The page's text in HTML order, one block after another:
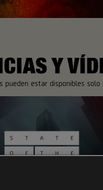
Y
pueden estar disponibles solo